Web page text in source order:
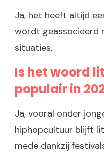
Ja, het heeft altijd
wordt geassocieerd
situaties.
Is het woord
populair in
Ja, vooral onder
hiphopcultuur blijft
mede dankzij